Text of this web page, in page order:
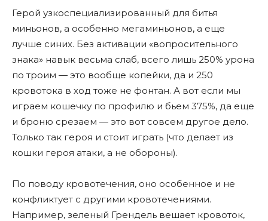
Герой узкоспециализированный для битья
миньонов, а особенно мегаминьонов, а еще
лучше синих. Без активации «вопросительного
знака» навык весьма слаб, всего лишь 250% урона
по троим — это вообще копейки, да и 250
кровотока в ход тоже не фонтан. А вот если мы
играем кошечку по профилю и бьем 375%, да еще
и броню срезаем — это вот совсем другое дело.
Только так героя и стоит играть (что делает из
кошки героя атаки, а не обороны).
По поводу кровотечения, оно особенное и не
конфликтует с другими кровотечениями.
Например, зеленый Грендель вешает кровоток,